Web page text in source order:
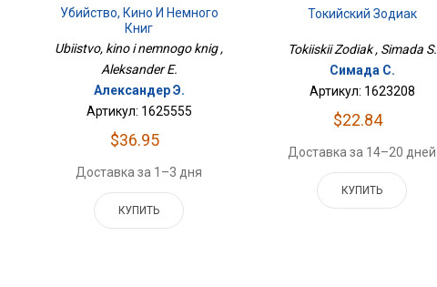
Убийство, Кино И Немного
Книг
Ubiistvo, kino i nemnogo knig ,
Aleksander E.
Александер Э.
Артикул: 1625555
$36.95
Доставка за 1–3 дня
КУПИТЬ
Токийский Зодиак
Tokiiskii Zodiak , Simada S.
Симада С.
Артикул: 1623208
$22.84
Доставка за 14–20 дней
КУПИТЬ